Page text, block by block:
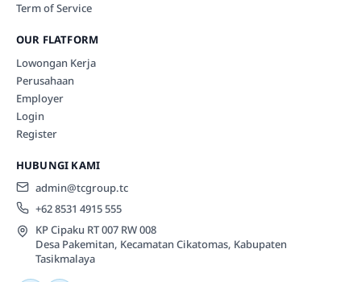
Term of Service
OUR FLATFORM
Lowongan Kerja
Perusahaan
Employer
Login
Register
HUBUNGI KAMI
admin@tcgroup.tc
+62 8531 4915 555
KP Cipaku RT 007 RW 008
Desa Pakemitan, Kecamatan Cikatomas, Kabupaten
Tasikmalaya